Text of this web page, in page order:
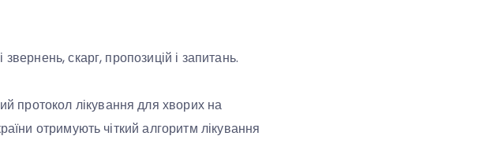
скарг, пропозицій і запитань.
протокол лікування для хворих на
отримують чіткий алгоритм лікування